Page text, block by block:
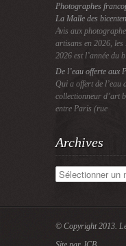
Photographes
La Malle des
Avis aux
artisans en 2026,
2026 est l’année du
De l’eau offerte aux
Qui a offert de l’eau
collectionneur d’art
entre Paris (rue
Archives
Archives
© Copyright 2013.